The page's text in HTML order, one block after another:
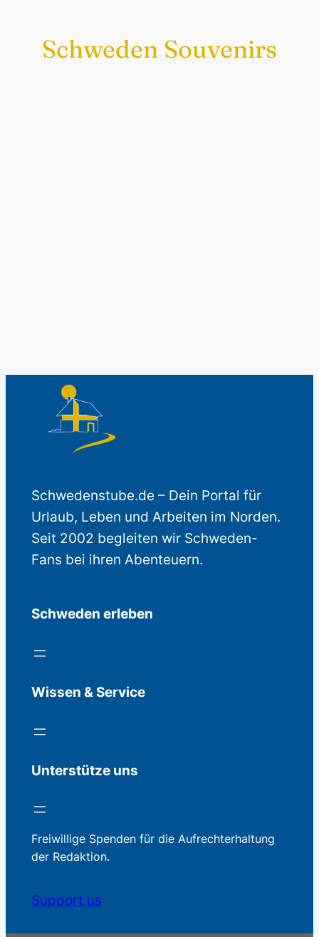
Schweden Souvenirs
Schwedenstube.de – Dein Portal für
Urlaub, Leben und Arbeiten im Norden.
Seit 2002 begleiten wir Schweden-
Fans bei ihren Abenteuern.
Schweden erleben
Wissen & Service
Unterstütze uns
Freiwillige Spenden für die Aufrechterhaltung
der Redaktion.
Support us